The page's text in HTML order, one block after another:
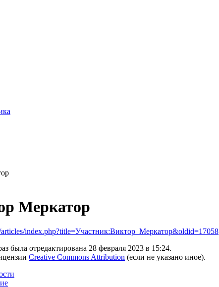
Меркатор
articles/index.php?title=Участник:Виктор_Меркатор&oldid=17058
была отредактирована 28 февраля 2023 в 15:24.
Creative Commons Attribution (если не указано иное).